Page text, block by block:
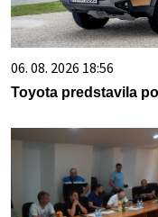
06. 08. 2026 18:56
Toyota predstavila